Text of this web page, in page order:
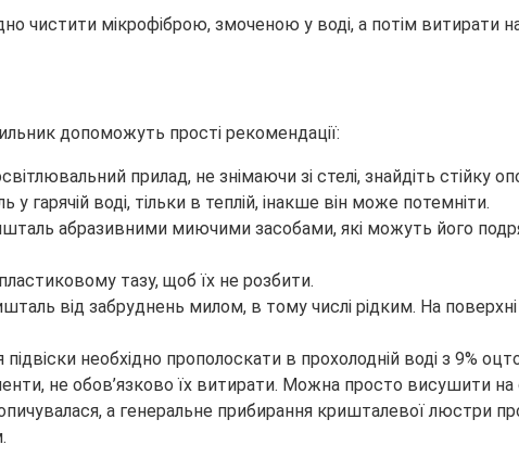
чистити мікрофіброю, змоченою у воді, а потім витирати
допоможуть прості рекомендації:
прилад, не знімаючи зі стелі, знайдіть стійку
у гарячій воді, тільки в теплій, інакше він може потемніти.
абразивними миючими засобами, які можуть його
тазу, щоб їх не розбити.
від забруднень милом, в тому числі рідким. На
необхідно прополоскати в прохолодній воді з 9%
не обов’язково їх витирати. Можна просто висушити на
а генеральне прибирання кришталевої люстри